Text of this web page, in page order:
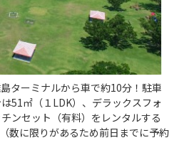
ターミナルから車で約10分！駐車
51㎡（１LDK）、デラックスフォ
ンセット（有料）をレンタルする
数に限りがあるため前日までに予約